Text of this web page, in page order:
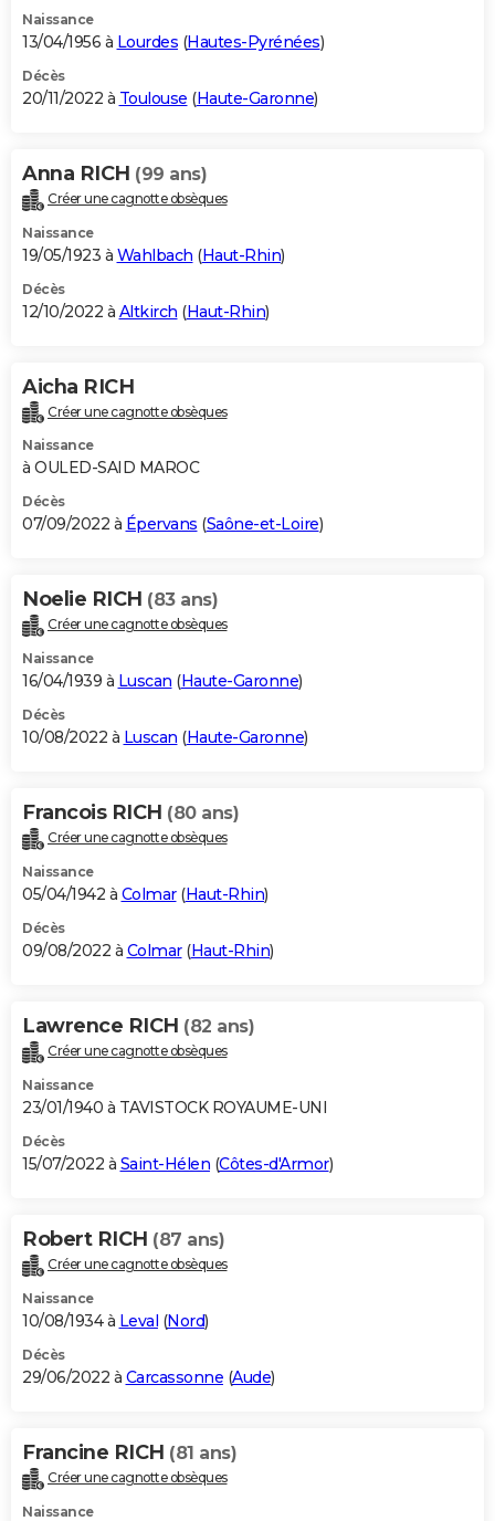
Naissance
13/04/1956 à Lourdes (Hautes-Pyrénées)
Décès
20/11/2022 à Toulouse (Haute-Garonne)
Anna RICH (99 ans)
Créer une cagnotte obsèques
Naissance
19/05/1923 à Wahlbach (Haut-Rhin)
Décès
12/10/2022 à Altkirch (Haut-Rhin)
Aicha RICH
Créer une cagnotte obsèques
Naissance
à OULED-SAID MAROC
Décès
07/09/2022 à Épervans (Saône-et-Loire)
Noelie RICH (83 ans)
Créer une cagnotte obsèques
Naissance
16/04/1939 à Luscan (Haute-Garonne)
Décès
10/08/2022 à Luscan (Haute-Garonne)
Francois RICH (80 ans)
Créer une cagnotte obsèques
Naissance
05/04/1942 à Colmar(Haut-Rhin)
Décès
09/08/2022 à Colmar(Haut-Rhin)
Lawrence RICH (82 ans)
Créer une cagnotte obsèques
Naissance
23/01/1940 à TAVISTOCK ROYAUME-UNI
Décès
15/07/2022 à Saint-Hélen (Côtes-d'Armor)
Robert RICH (87 ans)
Créer une cagnotte obsèques
Naissance
10/08/1934 à Leval (Nord)
Décès
29/06/2022 à Carcassonne (Aude)
Francine RICH (81 ans)
Créer une cagnotte obsèques
Naissance